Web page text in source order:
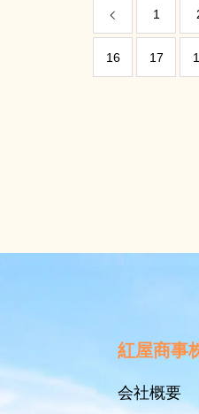
1
16 17
紅屋商事
会社概要